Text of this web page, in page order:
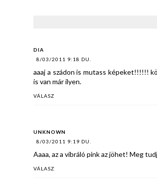
DIA
8/03/2011 9:18 DU.
aaaj a szádon is mutass képeket!!!!!!
is van már ilyen.
VÁLASZ
UNKNOWN
8/03/2011 9:19 DU.
Aaaa, az a vibráló pink az jöhet! Meg
VÁLASZ